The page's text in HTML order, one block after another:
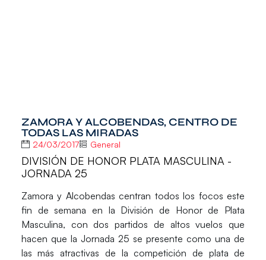
ZAMORA Y ALCOBENDAS, CENTRO DE
TODAS LAS MIRADAS
24/03/2017 General
DIVISIÓN DE HONOR PLATA MASCULINA -
JORNADA 25
Zamora y Alcobendas centran todos los focos este
fin de semana en la División de Honor de Plata
Masculina, con dos partidos de altos vuelos que
hacen que la Jornada 25 se presente como una de
las más atractivas de la competición de plata de